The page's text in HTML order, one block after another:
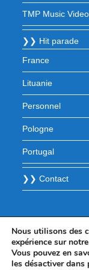
TMP Music
❯❯ Hit parade
France
Lituanie
Personnel
Pologne
Portugal
❯❯ Contact
Nous utilisons des
expérience sur
Vous pouvez en
les désactiver dans